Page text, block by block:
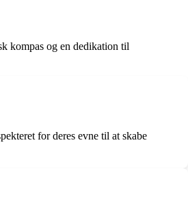
kompas og en dedikation til
for deres evne til at skabe